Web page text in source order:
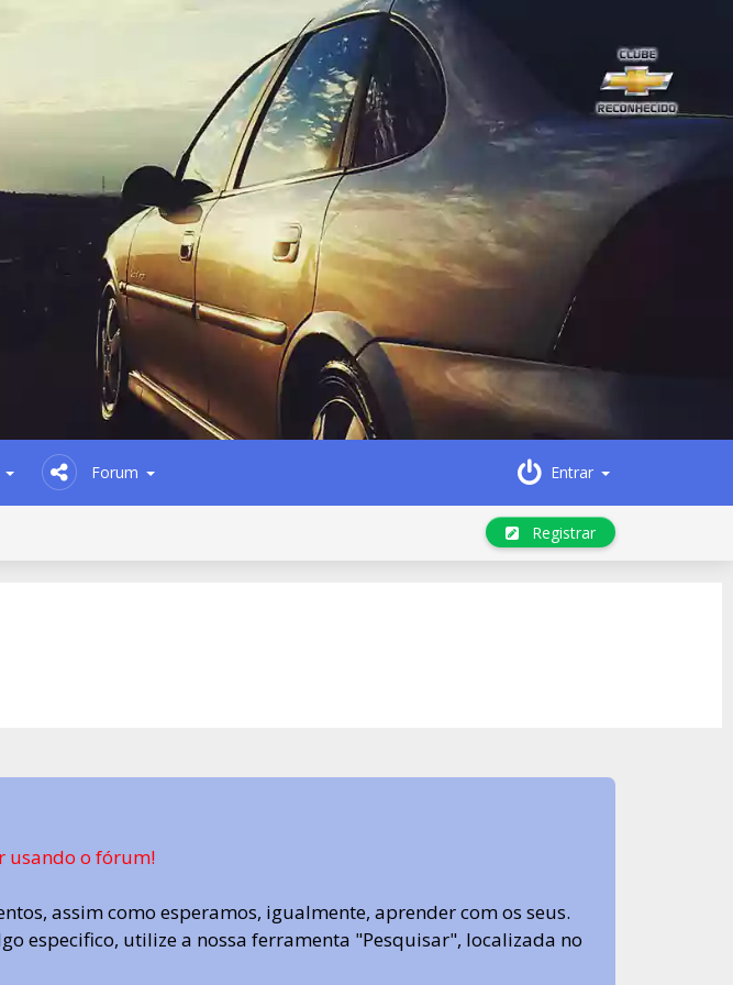
Forum Entrar
Registrar
usando o fórum!
assim como esperamos, igualmente, aprender com os seus.
especifico, utilize a nossa ferramenta "Pesquisar", localizada no